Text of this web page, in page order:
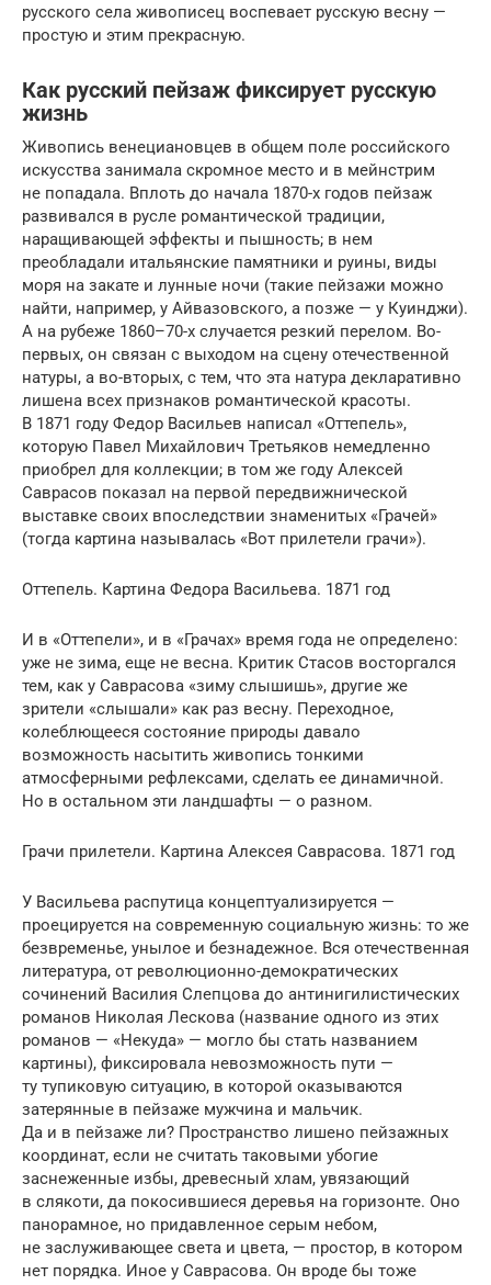
русского села живописец воспевает русскую весну —
простую и этим прекрасную.
Как русский пейзаж фиксирует русскую
жизнь
Живопись венециановцев в общем поле российского
искусства занимала скром­ное место и в мейнстрим
не попадала. Вплоть до начала 1870-х годов пейзаж
развивался в русле романтической традиции,
наращивающей эффекты и пышность; в нем
преобладали итальянские памятники и руины, виды
моря на закате и лунные ночи (такие пейзажи можно
найти, например, у Айвазов­ского, а позже — у Куинджи).
А на рубеже 1860–70-х случается резкий пе­ре­лом. Во-
первых, он связан с выходом на сцену отечественной
натуры, а во-вторых, с тем, что эта натура декларативно
лишена всех признаков роман­ти­че­ской красоты.
В 1871 году Федор Васильев написал «Оттепель»,
которую Павел Михайлович Третьяков немедленно
приобрел для коллекции; в том же году Алексей
Саврасов показал на первой передвижнической
выставке своих впослед­ствии знаменитых «Грачей»
(тогда картина называлась «Вот приле­тели грачи»).
Оттепель. Картина Федора Васильева. 1871 год
И в «Оттепели», и в «Грачах» время года не определено:
уже не зима, еще не весна. Критик Стасов восторгался
тем, как у Саврасова «зиму слышишь», другие же
зрители «слышали» как раз весну. Переходное,
колеблющееся состояние природы давало
возможность насытить живопись тонкими
атмосферными рефлексами, сделать ее динамичной.
Но в остальном эти ландшафты — о разном.
Грачи прилетели. Картина Алексея Саврасова. 1871 год
У Васильева распутица концептуали­зируется —
проецируется на совре­менную социальную жизнь: то же
безвременье, унылое и безнадежное. Вся отечествен­ная
литература, от революционно-демократических
сочинений Василия Слеп­цова до антинигилистических
романов Николая Лескова (название одного из этих
романов — «Некуда» — могло бы стать названием
картины), фиксиро­вала невозможность пути —
ту тупиковую ситуацию, в которой оказываются
затерянные в пейзаже мужчина и мальчик.
Да и в пейза­же ли? Пространство лишено пейзажных
координат, если не считать таковыми убогие
заснеженные избы, древесный хлам, увязающий
в слякоти, да покоси­вшиеся деревья на го­ри­­зонте. Оно
панорамное, но придавленное серым небом,
не заслужи­ваю­щее света и цвета, — простор, в котором
нет порядка. Иное у Саврасова. Он вроде бы тоже